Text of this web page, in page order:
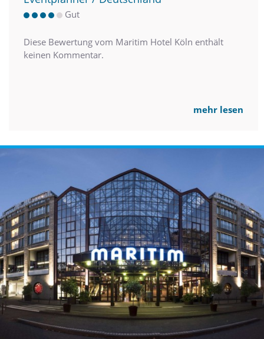
Gut
Diese Bewertung vom Maritim Hotel Köln enthält
keinen Kommentar.
mehr lesen